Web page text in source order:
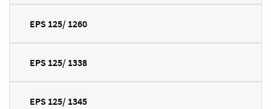
EPS 125/ 1260
EPS 125/ 1338
EPS 125/ 1345